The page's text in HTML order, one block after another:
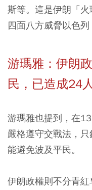
斯等。這是伊朗「
四面八方威脅以色列
游瑪雅：伊朗
民，已造成24
游瑪雅也提到，在
嚴格遵守交戰法，
能避免波及平民。
伊朗政權則不分青